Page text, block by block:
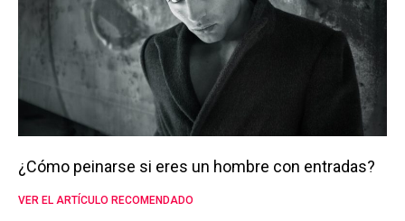
¿Cómo peinarse si eres un hombre con entradas?
VER EL ARTÍCULO RECOMENDADO